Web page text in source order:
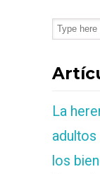
La
adultos
los